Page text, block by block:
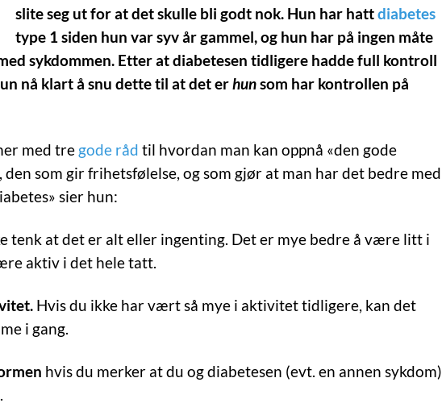
slite seg ut for at det skulle bli godt nok. Hun har hattdiabetes
type 1 siden hun var syv år gammel, og hun har på ingen måte
sykdommen. Etter at diabetesen tidligere hadde full kontroll
nå klart å snu dette til at det erhunsom har kontrollen på
med tre gode råd til hvordan man kan oppnå «den gode
den som gir frihetsfølelse, og som gjør at man har det bedre med
sier hun:
tenk at det er alt eller ingenting. Det er mye bedre å være litt i
aktiv i det hele tatt.
Hvis du ikke har vært så mye i aktivitet tidligere, kan det
i gang.
hvis du merker at du og diabetesen (evt. en annen sykdom)